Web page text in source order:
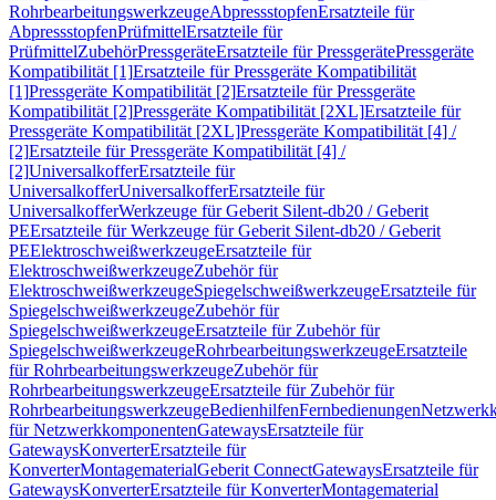
RohrbearbeitungswerkzeugeAbpressstopfenErsatzteile für
AbpressstopfenPrüfmittelErsatzteile für
PrüfmittelZubehörPressgeräteErsatzteile für PressgerätePressgeräte
Kompatibilität [1]Ersatzteile für Pressgeräte Kompatibilität
[1]Pressgeräte Kompatibilität [2]Ersatzteile für Pressgeräte
Kompatibilität [2]Pressgeräte Kompatibilität [2XL]Ersatzteile für
Pressgeräte Kompatibilität [2XL]Pressgeräte Kompatibilität [4] /
[2]Ersatzteile für Pressgeräte Kompatibilität [4] /
[2]UniversalkofferErsatzteile für
UniversalkofferUniversalkofferErsatzteile für
UniversalkofferWerkzeuge für Geberit Silent-db20 / Geberit
PEErsatzteile für Werkzeuge für Geberit Silent-db20 / Geberit
PEElektroschweißwerkzeugeErsatzteile für
ElektroschweißwerkzeugeZubehör für
ElektroschweißwerkzeugeSpiegelschweißwerkzeugeErsatzteile für
SpiegelschweißwerkzeugeZubehör für
SpiegelschweißwerkzeugeErsatzteile für Zubehör für
SpiegelschweißwerkzeugeRohrbearbeitungswerkzeugeErsatzteile
für RohrbearbeitungswerkzeugeZubehör für
RohrbearbeitungswerkzeugeErsatzteile für Zubehör für
RohrbearbeitungswerkzeugeBedienhilfenFernbedienungen
für NetzwerkkomponentenGatewaysErsatzteile für
GatewaysKonverterErsatzteile für
KonverterMontagematerialGeberit ConnectGatewaysErsatzteile für
GatewaysKonverterErsatzteile für KonverterMontagematerial